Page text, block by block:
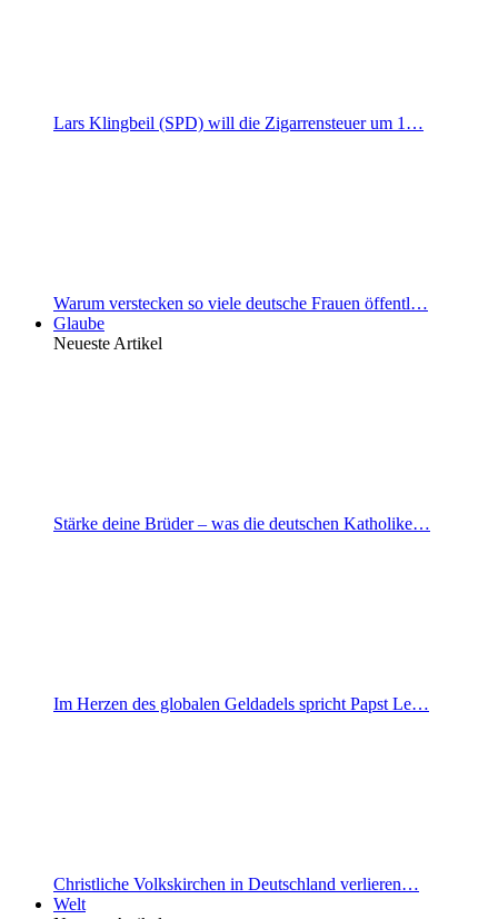
Lars Klingbeil (SPD) will die Zigarrensteuer um 1…
Warum verstecken so viele deutsche Frauen öffentl…
Glaube
Neueste Artikel
Stärke deine Brüder – was die deutschen Katholike…
Im Herzen des globalen Geldadels spricht Papst Le…
Christliche Volkskirchen in Deutschland verlieren…
Welt